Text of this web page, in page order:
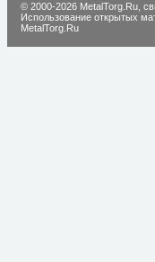
© 2000-2026 MetalTorg.Ru,
Использование открытых
MetalTorg.Ru